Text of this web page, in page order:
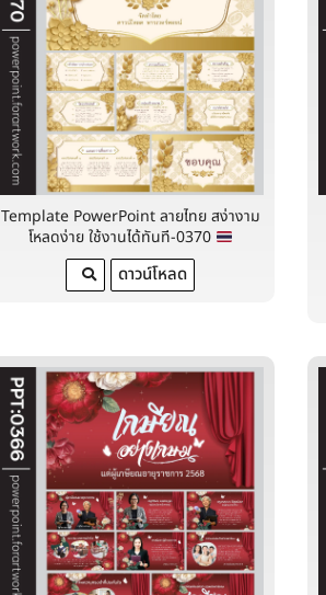
Template PowerPoint ลายไทย สง่างาม
โหลดง่าย ใช้งานได้ทันที-0370
ดาวน์โหลด